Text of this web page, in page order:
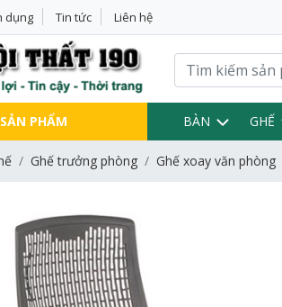
dụng Tin tức Liên hệ
PHẨM BÀN GHẾ
Ghế trưởng phòng Ghế xoay văn phòng